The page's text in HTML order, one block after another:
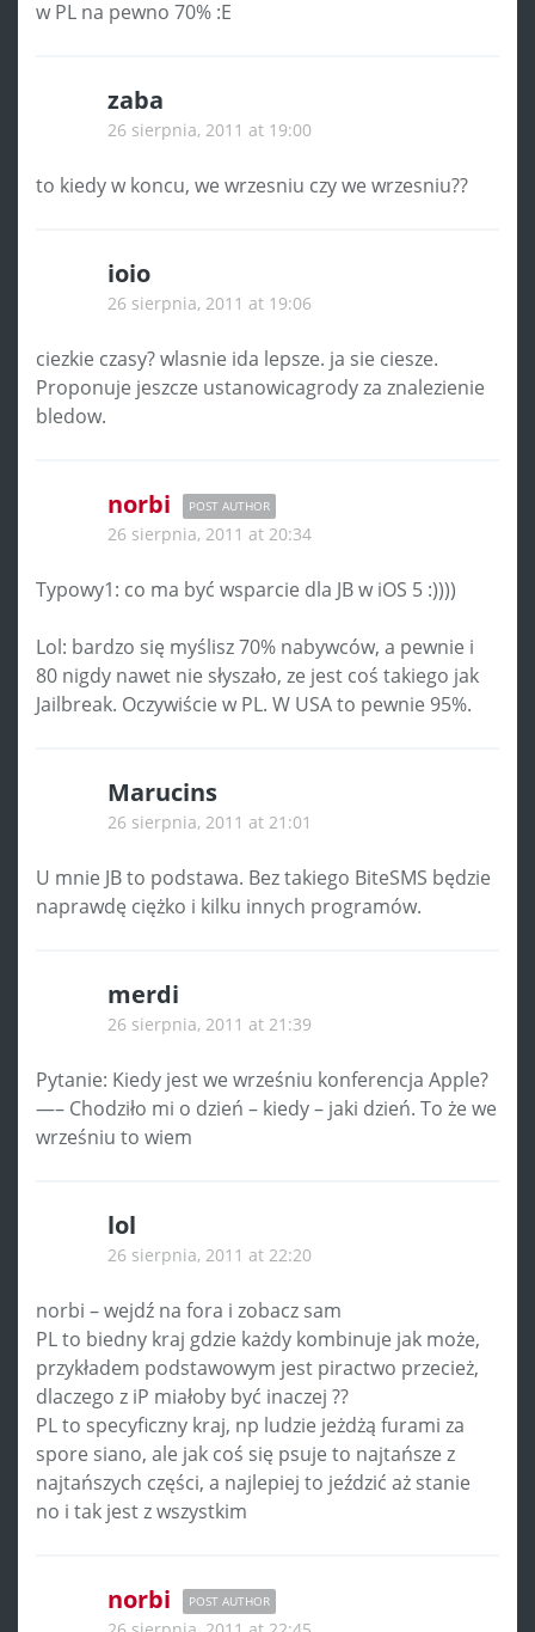
w PL na pewno 70% :E
zaba
26 sierpnia, 2011 at 19:00
to kiedy w koncu, we wrzesniu czy we wrzesniu??
ioio
26 sierpnia, 2011 at 19:06
ciezkie czasy? wlasnie ida lepsze. ja sie ciesze.
Proponuje jeszcze ustanowicagrody za znalezienie
bledow.
norbi POST AUTHOR
26 sierpnia, 2011 at 20:34
Typowy1: co ma być wsparcie dla JB w iOS 5 :))))
Lol: bardzo się myślisz 70% nabywców, a pewnie i
80 nigdy nawet nie słyszało, ze jest coś takiego jak
Jailbreak. Oczywiście w PL. W USA to pewnie 95%.
Marucins
26 sierpnia, 2011 at 21:01
U mnie JB to podstawa. Bez takiego BiteSMS będzie
naprawdę ciężko i kilku innych programów.
merdi
26 sierpnia, 2011 at 21:39
Pytanie: Kiedy jest we wrześniu konferencja Apple?
—– Chodziło mi o dzień – kiedy – jaki dzień. To że we
wrześniu to wiem
lol
26 sierpnia, 2011 at 22:20
norbi – wejdź na fora i zobacz sam
PL to biedny kraj gdzie każdy kombinuje jak może,
przykładem podstawowym jest piractwo przecież,
dlaczego z iP miałoby być inaczej ??
PL to specyficzny kraj, np ludzie jeżdżą furami za
spore siano, ale jak coś się psuje to najtańsze z
najtańszych części, a najlepiej to jeździć aż stanie
no i tak jest z wszystkim
norbi POST AUTHOR